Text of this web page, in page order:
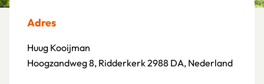
Adres
Huug Kooijman
Hoogzandweg 8, Ridderkerk 2988 DA, Nederland